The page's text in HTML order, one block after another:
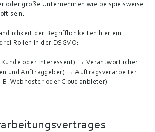
oder große Unternehmen wie beispielsweise
sein.
der Begrifflichkeiten hier ein
Rollen in der DSGVO:
Kunde oder Interessent) → Verantwortlicher
und Auftraggeber) → Auftragsverarbeiter
Webhoster oder Cloudanbieter)